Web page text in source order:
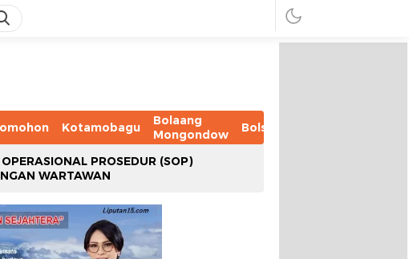
Kotamobagu
Bolaang
Mongondow
Bolsel
PROSEDUR (SOP)
WARTAWAN